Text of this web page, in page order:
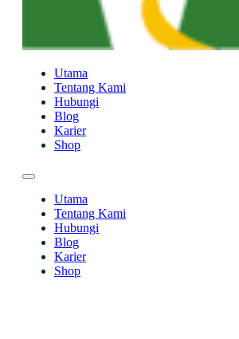
Utama
Tentang Kami
Hubungi
Blog
Karier
Shop
Utama
Tentang Kami
Hubungi
Blog
Karier
Shop